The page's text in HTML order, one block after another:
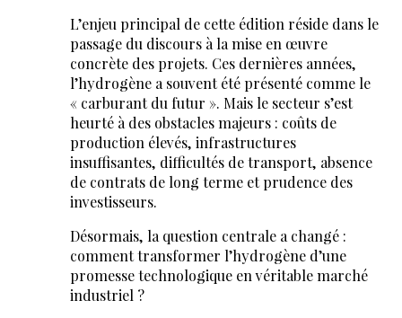
L’enjeu principal de cette édition réside dans le
passage du discours à la mise en œuvre
concrète des projets. Ces dernières années,
l’hydrogène a souvent été présenté comme le
« carburant du futur ». Mais le secteur s’est
heurté à des obstacles majeurs : coûts de
production élevés, infrastructures
insuffisantes, difficultés de transport, absence
de contrats de long terme et prudence des
investisseurs.
Désormais, la question centrale a changé :
comment transformer l’hydrogène d’une
promesse technologique en véritable marché
industriel ?